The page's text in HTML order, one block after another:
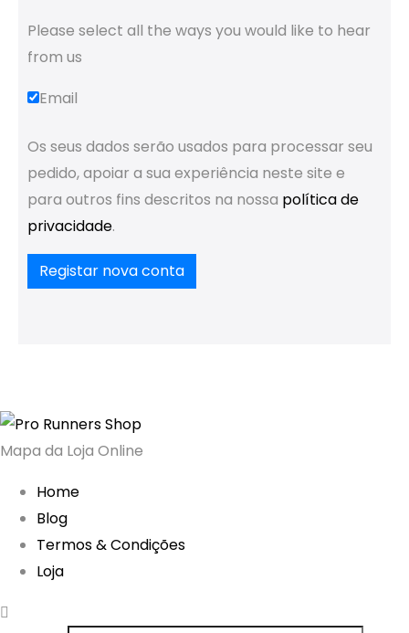
Please select all the ways you would like to hear
from us
Email
Os seus dados serão usados para processar seu
pedido, apoiar a sua experiência neste site e
para outros fins descritos na nossa política de
privacidade.
Registar nova conta
Mapa da Loja Online
Home
Blog
Termos & Condições
Loja